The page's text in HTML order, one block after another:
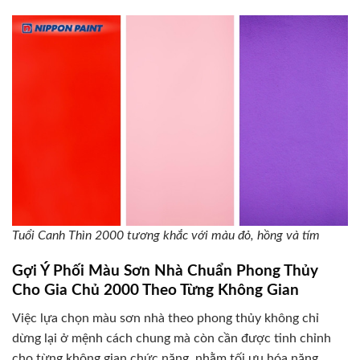
Tuổi Canh Thìn 2000 tương khắc với màu đỏ, hồng và tím
Gợi Ý Phối Màu Sơn Nhà Chuẩn Phong Thủy
Cho Gia Chủ 2000 Theo Từng Không Gian
Việc lựa chọn màu sơn nhà theo phong thủy không chỉ
dừng lại ở mệnh cách chung mà còn cần được tinh chỉnh